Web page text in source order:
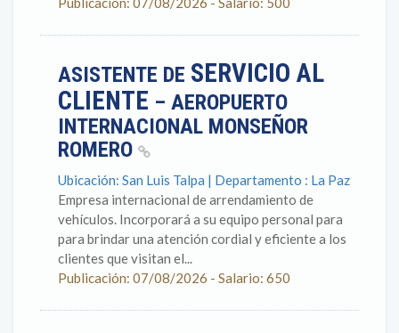
ASISTENTE DE SERVICIO AL
CLIENTE – AEROPUERTO
INTERNACIONAL MONSEÑOR
ROMERO
Ubicación: San Luis Talpa | Departamento : La Paz
Empresa internacional de arrendamiento de
vehículos. Incorporará a su equipo personal para
para brindar una atención cordial y eficiente a los
clientes que visitan el...
Publicación: 07/08/2026 - Salario: 650